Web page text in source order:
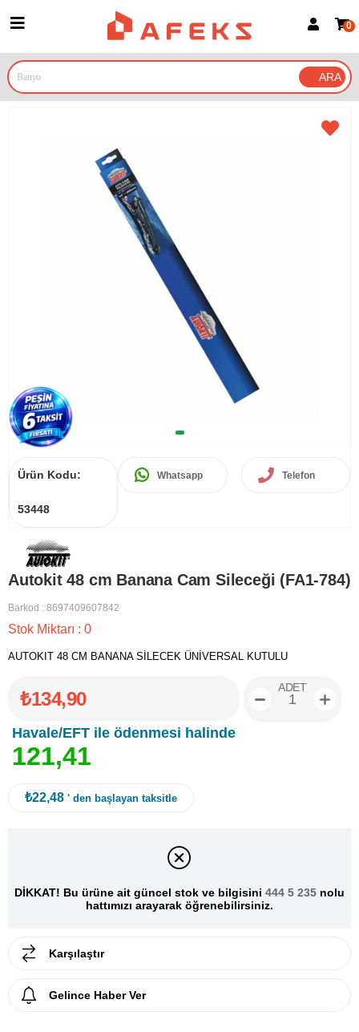
Google İle Bağlan
0
Ürün Kodu:
53448
Whatsapp Telefon
Autokit 48 cm Banana Cam Sileceği (FA1-784)
Barkod : 8697409607842
Stok Miktarı : 0
AUTOKIT 48 CM BANANA SİLECEK ÜNİVERSAL KUTULU
₺134,90
Havale/EFT ile ödenmesi halinde
121,41
ADET
₺22,48 ' den başlayan taksitle
DİKKAT! Bu ürüne ait güncel stok ve bilgisini 444 5 235 nolu
hattımızı arayarak öğrenebilirsiniz.
Karşılaştır
Gelince Haber Ver